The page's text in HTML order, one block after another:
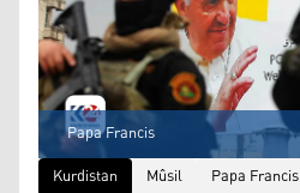
Papa Francis
Kurdistan
Mûsil Papa Francis